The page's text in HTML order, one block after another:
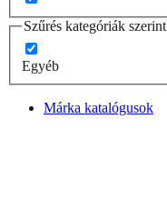
Szűrés kategóriák szerint
Egyéb
Márka katalógusok